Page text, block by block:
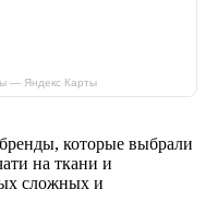
— Яндекс Карты
которые выбрали
на ткани и
сложных и